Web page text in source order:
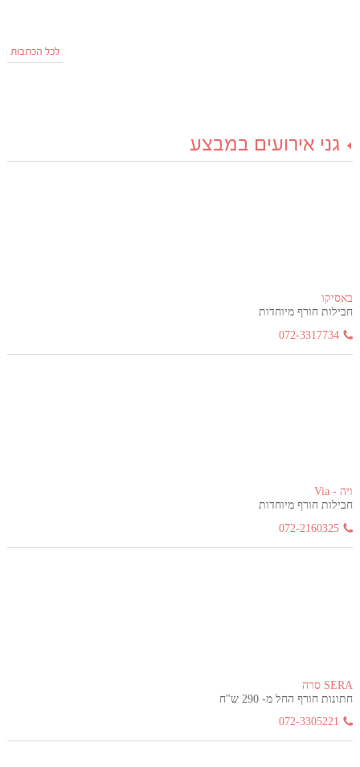
לכל הכתבות
גני אירועים במבצע
באסיקו
חבילות חורף מיוחדות
072-3317734
ויה - Via
חבילות חורף מיוחדות
072-2160325
SERA סרה
חתונות חורף החל מ- 290 ש"ח
072-3305221